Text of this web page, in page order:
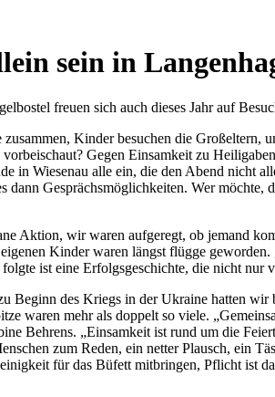
sein in
freuen sich auch dieses Jahr auf
Kinder besuchen die Großeltern,
Gegen Einsamkeit zu
in Wiesenau alle ein, die den Abend nicht
dann Gesprächsmöglichkeiten. Wer
Aktion, wir waren aufgeregt, ob jemand
Kinder waren längst flügge
ist eine Erfolgsgeschichte, die nicht
Beginn des Kriegs in der Ukraine hatten
waren mehr als doppelt so viele.
Behrens. „Einsamkeit ist rund um die
zum Reden, ein netter Plausch, ein
für das Büfett mitbringen, Pflicht ist